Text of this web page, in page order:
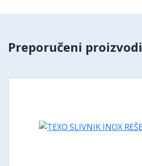
Preporučeni proizvodi